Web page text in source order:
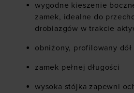
wygodne kieszenie
zamek, idealne do
drobiazgów w trakcie
obniżony, profilowany dół
zamek pełnej długości
wysoka stójka zapewni